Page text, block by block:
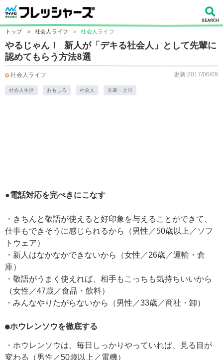
トップ > 社会人ライフ > 社会人ライフ
やるじゃん！ 新人が「デキる社会人」として先輩に
認めてもらう方法8選
社会人ライフ 更新:2017/06/09
社会人生活 おもしろ 社会人 先輩・上司
●電話対応を完ぺきにこなす
・きちんと敬語が使えると好印象を与えることができて、
仕事もできそうに感じられるから（男性／50歳以上／ソフ
トウェア）
・新人はなかなかできないから（女性／26歳／運輸・倉
庫）
・敬語がうまく使えれば、相手もこっちも気持ちいいから
（女性／47歳／食品・飲料）
・みんなやりたがらないから（男性／33歳／商社・卸）
●ホウレンソウを徹底する
・ホウレンソウは、毎日しっかりやっていれば、見る目が
変わる（男性／50歳以上／電機）